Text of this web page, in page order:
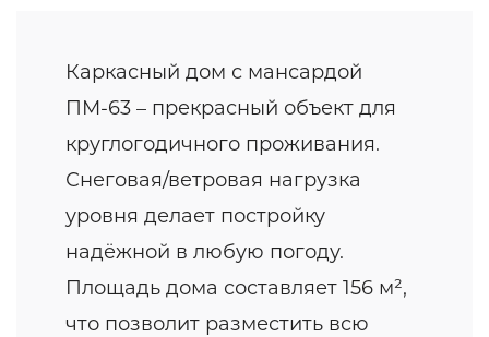
Каркасный дом с мансардой
ПМ-63 – прекрасный объект для
круглогодичного проживания.
Снеговая/ветровая нагрузка
уровня делает постройку
надёжной в любую погоду.
Площадь дома составляет 156 м²,
что позволит разместить всю